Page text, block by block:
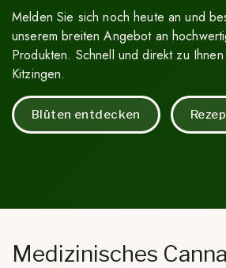
Melden Sie sich noch heute an und
unserem breiten Angebot an
Produkten. Schnell und direkt zu
Kitzingen.
Blüten entdecken
Medizinisches